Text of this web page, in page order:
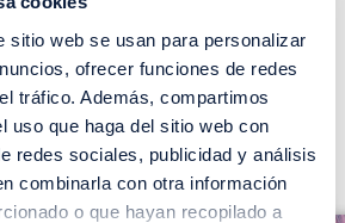
sitio web se usan para personalizar
ofrecer funciones de redes
tráfico. Además, compartimos
uso que haga del sitio web con
redes sociales, publicidad y análisis
combinarla con otra información
o que hayan recopilado a
nuestros